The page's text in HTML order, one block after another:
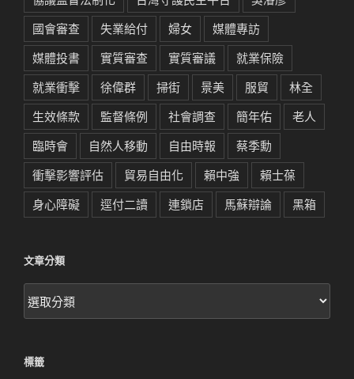
國會審查
失業給付 婦女
媒體專訪
媒體投書
實質審查 實質審議
就業保險
就業衝擊
徐偉群 掃街 景美 服貿
林全
生效條款
監督條例 社會調查 簡年佑
老人
臨時會
自然人移動 自由時報
蔡季勳
衝擊影響評估
貿易自由化 賴中強
賴士葆
身心障礙
逕付二讀 連鎖店 馬蘇辯論 黑箱
文章分類
文
章
標籤